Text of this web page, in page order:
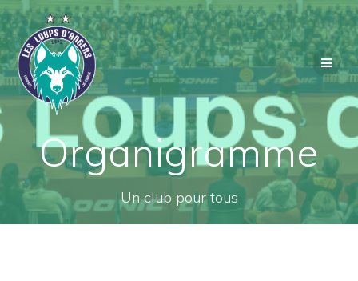
Passer
au
contenu
Organigramme
Un club pour tous